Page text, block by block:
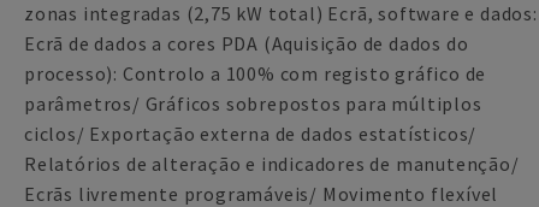
zonas integradas (2,75 kW total) Ecrã, software e dados:
Ecrã de dados a cores PDA (Aquisição de dados do
processo): Controlo a 100% com registo gráfico de
parâmetros/ Gráficos sobrepostos para múltiplos
ciclos/ Exportação externa de dados estatísticos/
Relatórios de alteração e indicadores de manutenção/
Ecrãs livremente programáveis/ Movimento flexível